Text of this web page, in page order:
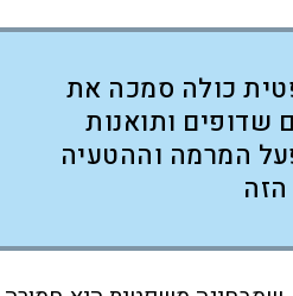
כולה סמכה את
שדופים ותואנות
המרמה וההטעיה
הזה